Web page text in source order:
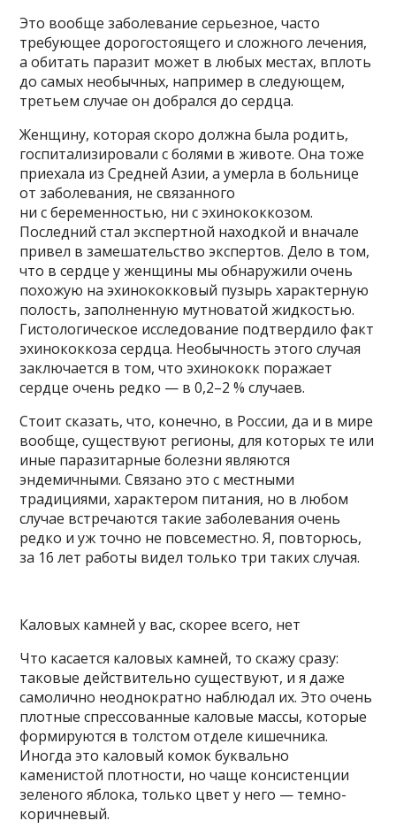
Это вообще заболевание серьезное, часто
требующее дорогостоящего и сложного лечения,
а обитать паразит может в любых местах, вплоть
до самых необычных, например в следующем,
третьем случае он добрался до сердца.
Женщину, которая скоро должна была родить,
госпитализировали c болями в животе. Она тоже
приехала из Средней Азии, а умерла в больнице
от заболевания, не связанного
ни с беременностью, ни с эхинококкозом.
Последний стал экспертной находкой и вначале
привел в замешательство экспертов. Дело в том,
что в сердце у женщины мы обнаружили очень
похожую на эхинококковый пузырь характерную
полость, заполненную мутноватой жидкостью.
Гистологическое исследование подтвердило факт
эхинококкоза сердца. Необычность этого случая
заключается в том, что эхинококк поражает
сердце очень редко — в 0,2–2 % случаев.
Стоит сказать, что, конечно, в России, да и в мире
вообще, существуют регионы, для которых те или
иные паразитарные болезни являются
эндемичными. Связано это с местными
традициями, характером питания, но в любом
случае встречаются такие заболевания очень
редко и уж точно не повсеместно. Я, повторюсь,
за 16 лет работы видел только три таких случая.
Каловых камней у вас, скорее всего, нет
Что касается каловых камней, то скажу сразу:
таковые действительно существуют, и я даже
самолично неоднократно наблюдал их. Это очень
плотные спрессованные каловые массы, которые
формируются в толстом отделе кишечника.
Иногда это каловый комок буквально
каменистой плотности, но чаще консистенции
зеленого яблока, только цвет у него — темно-
коричневый.